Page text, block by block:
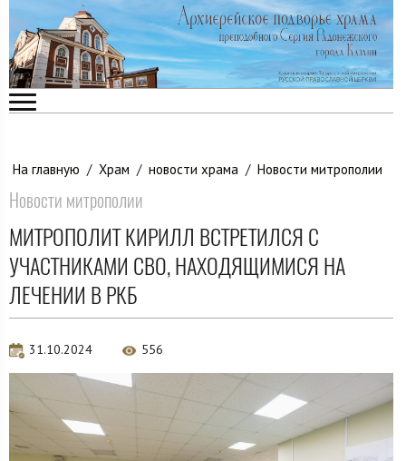
На главную / Храм / новости храма / Новости митрополии
Новости митрополии
МИТРОПОЛИТ КИРИЛЛ ВСТРЕТИЛСЯ С
УЧАСТНИКАМИ СВО, НАХОДЯЩИМИСЯ НА
ЛЕЧЕНИИ В РКБ
31.10.2024 556